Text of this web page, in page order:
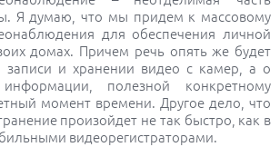
Я думаю, что мы придем к массовому
для обеспечения личной
домах. Причем речь опять же будет
записи и хранении видео с камер, а о
информации, полезной конкретному
момент времени. Другое дело, что
произойдет не так быстро, как в
видеорегистраторами.